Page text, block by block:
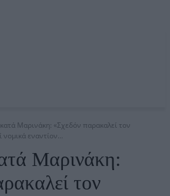
Μαρινάκη: «Σχεδόν παρακαλεί τον
εναντίον...
Μαρινάκη:
τον